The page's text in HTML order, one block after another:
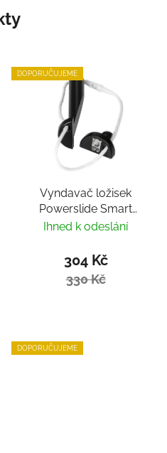
DOPORUČUJEME
Vyndavač ložisek
Powerslide Smart
Bearing Remover by
Ihned k odeslání
304 Kč
330 Kč
DOPORUČUJEME